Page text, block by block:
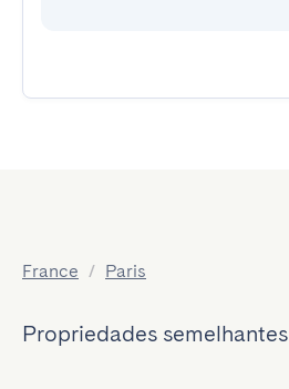
France / Paris
Propriedades semelhantes